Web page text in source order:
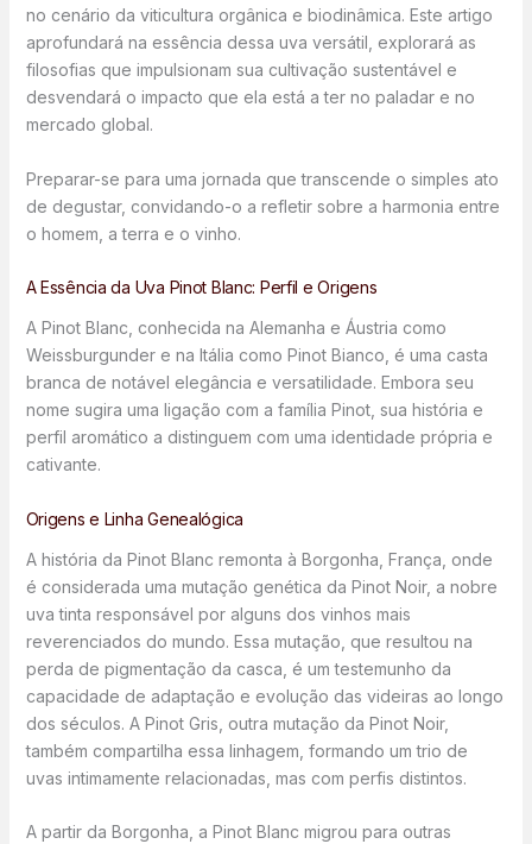
no cenário da viticultura orgânica e biodinâmica. Este artigo
aprofundará na essência dessa uva versátil, explorará as
filosofias que impulsionam sua cultivação sustentável e
desvendará o impacto que ela está a ter no paladar e no
mercado global.
Preparar-se para uma jornada que transcende o simples ato
de degustar, convidando-o a refletir sobre a harmonia entre
o homem, a terra e o vinho.
A Essência da Uva Pinot Blanc: Perfil e Origens
A Pinot Blanc, conhecida na Alemanha e Áustria como
Weissburgunder e na Itália como Pinot Bianco, é uma casta
branca de notável elegância e versatilidade. Embora seu
nome sugira uma ligação com a família Pinot, sua história e
perfil aromático a distinguem com uma identidade própria e
cativante.
Origens e Linha Genealógica
A história da Pinot Blanc remonta à Borgonha, França, onde
é considerada uma mutação genética da Pinot Noir, a nobre
uva tinta responsável por alguns dos vinhos mais
reverenciados do mundo. Essa mutação, que resultou na
perda de pigmentação da casca, é um testemunho da
capacidade de adaptação e evolução das videiras ao longo
dos séculos. A Pinot Gris, outra mutação da Pinot Noir,
também compartilha essa linhagem, formando um trio de
uvas intimamente relacionadas, mas com perfis distintos.
A partir da Borgonha, a Pinot Blanc migrou para outras